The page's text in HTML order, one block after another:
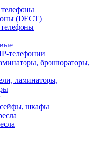
(DECT)
телефонии
брошюраторы,
ламинаторы,
сейфы, шкафы